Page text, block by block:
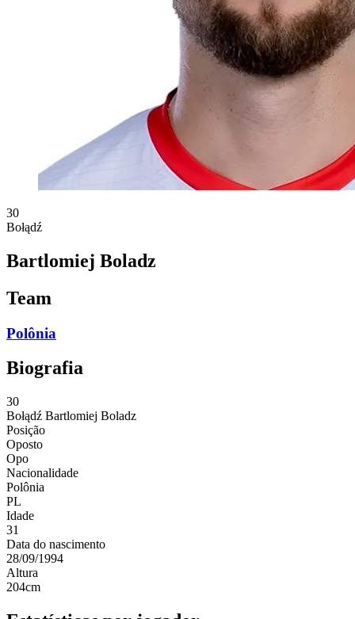
30
Bołądź
Bartlomiej Boladz
Team
Polônia
Biografia
30
Bołądź Bartlomiej Boladz
Posição
Oposto
Opo
Nacionalidade
Polônia
PL
Idade
31
Data do nascimento
28/09/1994
Altura
204cm